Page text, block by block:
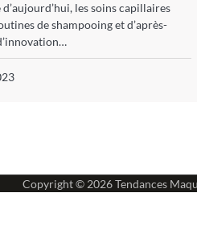
les soins capillaires
de shampooing et d’après-
Copyright © 2026Tendances